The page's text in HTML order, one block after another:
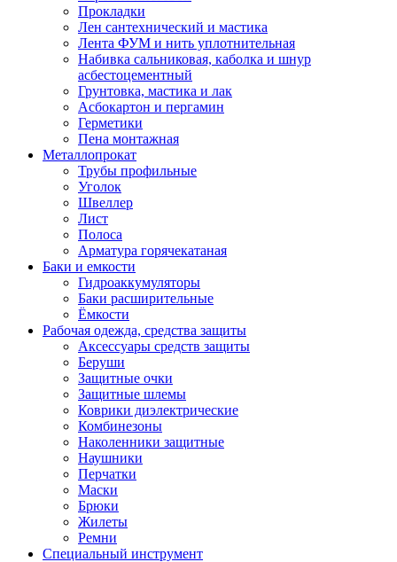
Прокладки
Лен сантехнический и мастика
Лента ФУМ и нить уплотнительная
Набивка сальниковая, каболка и шнур
асбестоцементный
Грунтовка, мастика и лак
Асбокартон и пергамин
Герметики
Пена монтажная
Металлопрокат
Трубы профильные
Уголок
Швеллер
Лист
Полоса
Арматура горячекатаная
Баки и емкости
Гидроаккумуляторы
Баки расширительные
Ёмкости
Рабочая одежда, средства защиты
Аксессуары средств защиты
Беруши
Защитные очки
Защитные шлемы
Коврики диэлектрические
Комбинезоны
Наколенники защитные
Наушники
Перчатки
Маски
Брюки
Жилеты
Ремни
Специальный инструмент